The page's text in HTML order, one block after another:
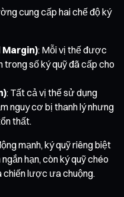
cung cấp hai chế độ ký
Margin): Mỗi vị thế được
trong số ký quỹ đã cấp cho
: Tất cả vị thế sử dụng
nguy cơ bị thanh lý nhưng
thất.
mạnh, ký quỹ riêng biệt
hạn, còn ký quỹ chéo
lược ưa chuộng.